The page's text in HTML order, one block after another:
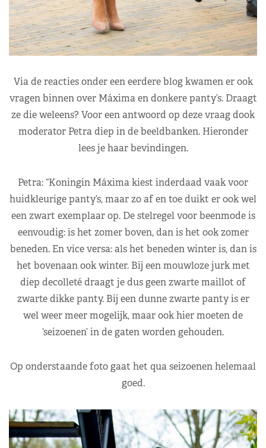
Via de reacties onder een eerdere blog kwamen er ook
vragen binnen over Máxima en donkere panty’s. Draagt
ze die weleens? Voor een antwoord op deze vraag dook
moderator Petra diep in de beeldbanken. Hieronder
lees je haar bevindingen.
Petra: “Koningin Máxima kiest inderdaad vaak voor
huidkleurige panty’s, maar zo af en toe duikt er ook wel
een zwart exemplaar op. De stelregel voor beenmode is
eenvoudig: is het zomer boven, dan is het ook zomer
beneden. En vice versa: als het beneden winter is, dan is
het bovenaan ook winter. Bij een mouwloze jurk met
diep decolleté draagt je dus geen zwarte maillot of
zwarte dikke panty. Bij een dunne zwarte panty is er
wel weer meer mogelijk, maar ook hier moeten de
‘seizoenen’ in de gaten worden gehouden.
Op onderstaande foto gaat het qua seizoenen helemaal
goed.